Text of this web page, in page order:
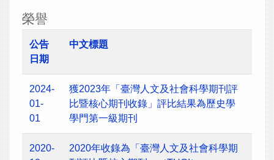
榮譽
公告
日期
中文標題
2024-
01-
01
獲2023年「臺灣人文及社會科學期刊評
比暨核心期刊收錄」評比結果為歷史學
學門第一級期刊
2020-
2020年收錄為「臺灣人文及社會科學期